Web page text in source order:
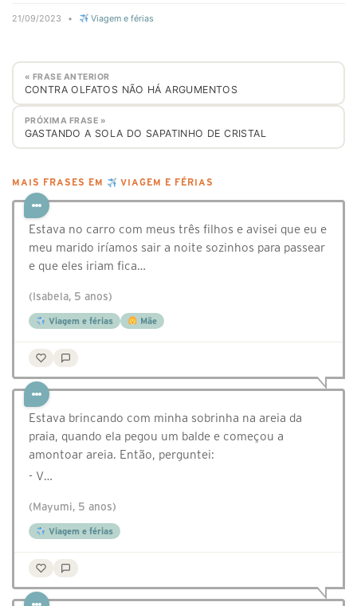
21/09/2023 • Viagem e férias
« FRASE ANTERIOR
CONTRA OLFATOS NÃO HÁ ARGUMENTOS
PRÓXIMA FRASE »
GASTANDO A SOLA DO SAPATINHO DE CRISTAL
MAIS FRASES EM VIAGEM E FÉRIAS
Estava no carro com meus três filhos e avisei que eu e
meu marido iríamos sair a noite sozinhos para passear
e que eles iriam fica…
(Isabela, 5 anos)
Viagem e férias Mãe
Estava brincando com minha sobrinha na areia da
praia, quando ela pegou um balde e começou a
amontoar areia. Então, perguntei:
- V…
(Mayumi, 5 anos)
Viagem e férias